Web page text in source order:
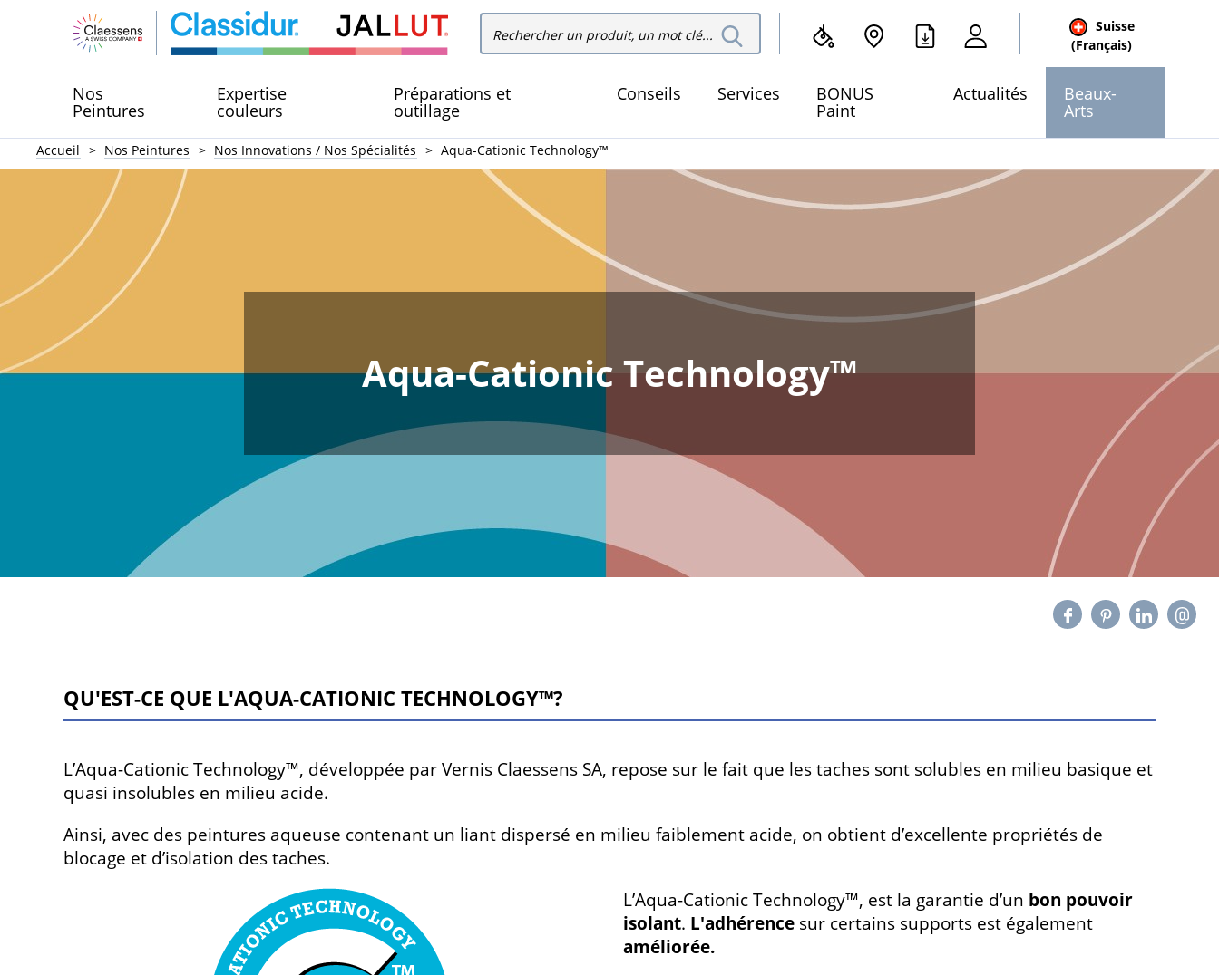
Rechercher dans le site
Rechercher
dans le site
Suisse
(Français)
Nos
Peintures
Expertise
couleurs
Préparations et
outillage
Conseils Services BONUS
Paint
Actualités Beaux-
Arts
Accueil Nos Peintures Nos Innovations / Nos Spécialités Aqua-Cationic Technology™
Aqua-Cationic Technology™
Qu'est-ce que l'AQUA-CATIONIC TECHNOLOGY™?
L’Aqua-Cationic Technology™, développée par Vernis Claessens SA, repose sur le fait que les taches sont solubles en milieu basique et
quasi insolubles en milieu acide.
Ainsi, avec des peintures aqueuse contenant un liant dispersé en milieu faiblement acide, on obtient d’excellente propriétés de
blocage et d’isolation des taches.
L’Aqua-Cationic Technology™, est la garantie d’un bon pouvoir
isolant. L'adhérence sur certains supports est également
améliorée.